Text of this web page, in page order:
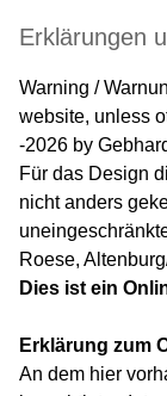
Erklärungen
Warning /
website, unless
-2026 by
Für das Design
nicht anders
Roese,
Dies ist ein
Erklärung zum
An dem hier